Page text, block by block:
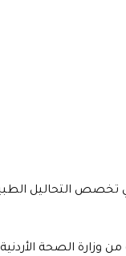
وزارة الصحة الأردنية